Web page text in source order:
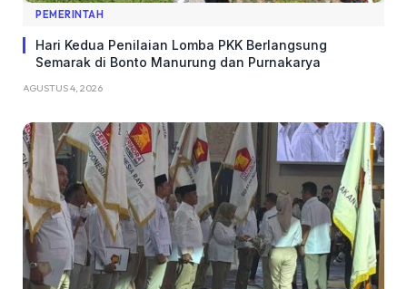
PEMERINTAH
Hari Kedua Penilaian Lomba PKK Berlangsung
Semarak di Bonto Manurung dan Purnakarya
AGUSTUS 4, 2026